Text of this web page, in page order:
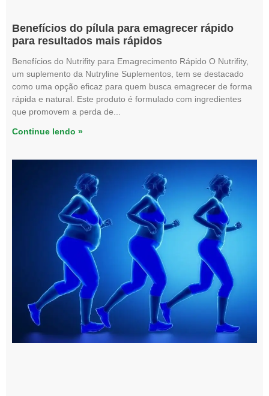
Benefícios do pílula para emagrecer rápido
para resultados mais rápidos
Benefícios do Nutrifity para Emagrecimento Rápido O Nutrifity,
um suplemento da Nutryline Suplementos, tem se destacado
como uma opção eficaz para quem busca emagrecer de forma
rápida e natural. Este produto é formulado com ingredientes
que promovem a perda de
Continue lendo »